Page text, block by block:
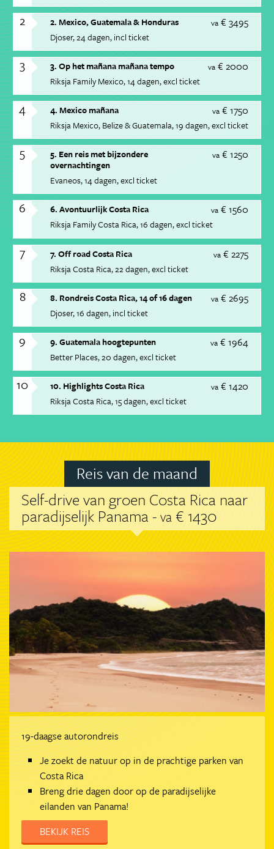
2 va € 3495
2. Mexico, Guatemala & Honduras
Djoser 24 dagen incl ticket
3 va € 2000
3. Op het mañana mañana tempo
Riksja Family Mexico 14 dagen excl ticket
4 va € 1750
4. Mexico mañana
Riksja Mexico, Belize & Guatemala 19 dagen excl ticket
5 va € 1250
5. Een reis met bijzondere
overnachtingen
Evaneos 14 dagen excl ticket
6 va € 1560
6. Avontuurlijk Costa Rica
Riksja Family Costa Rica 16 dagen excl ticket
7 va € 2275
7. Off road Costa Rica
Riksja Costa Rica 22 dagen excl ticket
8 va € 2695
8. Rondreis Costa Rica, 14 of 16 dagen
Djoser 16 dagen incl ticket
9 va € 1964
9. Guatemala hoogtepunten
Better Places 20 dagen excl ticket
10 va € 1420
10. Highlights Costa Rica
Riksja Costa Rica 15 dagen excl ticket
Reis van de maand
Self-drive van groen Costa Rica naar
paradijselijk Panama -va € 1430
19-daagse autorondreis
Je zoekt de natuur op in de prachtige parken van
Costa Rica
Breng drie dagen door op de paradijselijke
eilanden van Panama!
BEKIJK REIS